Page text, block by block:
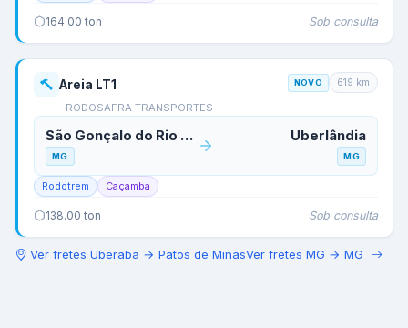
164.00 ton Sob consulta
Areia LT1
RODOSAFRA TRANSPORTES
NOVO 619 km
São Gonçalo do Rio Abaixo
MG
Uberlândia
MG
Rodotrem Caçamba
138.00 ton Sob consulta
Ver fretes Uberaba → Patos de MinasVer fretes MG → MG